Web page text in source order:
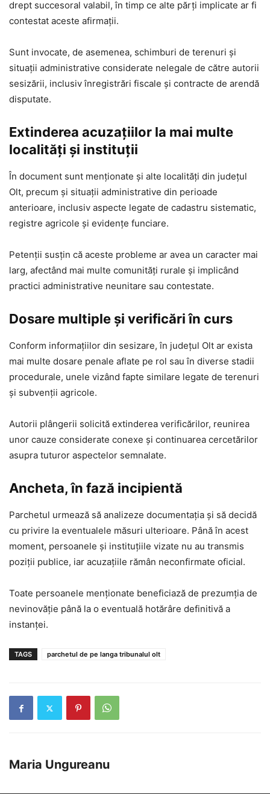
drept succesoral valabil, în timp ce alte părți implicate ar fi
contestat aceste afirmații.
Sunt invocate, de asemenea, schimburi de terenuri și
situații administrative considerate nelegale de către autorii
sesizării, inclusiv înregistrări fiscale și contracte de arendă
disputate.
Extinderea acuzațiilor la mai multe
localități și instituții
În document sunt menționate și alte localități din județul
Olt, precum și situații administrative din perioade
anterioare, inclusiv aspecte legate de cadastru sistematic,
registre agricole și evidențe funciare.
Petenții susțin că aceste probleme ar avea un caracter mai
larg, afectând mai multe comunități rurale și implicând
practici administrative neunitare sau contestate.
Dosare multiple și verificări în curs
Conform informațiilor din sesizare, în județul Olt ar exista
mai multe dosare penale aflate pe rol sau în diverse stadii
procedurale, unele vizând fapte similare legate de terenuri
și subvenții agricole.
Autorii plângerii solicită extinderea verificărilor, reunirea
unor cauze considerate conexe și continuarea cercetărilor
asupra tuturor aspectelor semnalate.
Ancheta, în fază incipientă
Parchetul urmează să analizeze documentația și să decidă
cu privire la eventualele măsuri ulterioare. Până în acest
moment, persoanele și instituțiile vizate nu au transmis
poziții publice, iar acuzațiile rămân neconfirmate oficial.
Toate persoanele menționate beneficiază de prezumția de
nevinovăție până la o eventuală hotărâre definitivă a
instanței.
TAGS parchetul de pe langa tribunalul olt
Maria Ungureanu